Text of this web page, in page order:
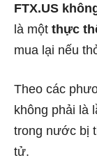
FTX.US
là một thực
mua lại nếu
Theo các
không phải là
trong nước bị
tử.